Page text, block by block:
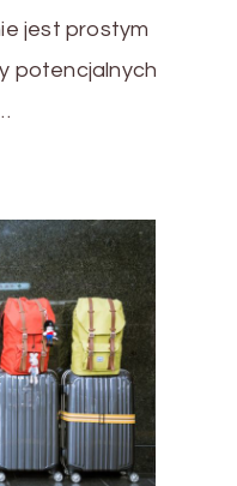
jest prostym
potencjalnych